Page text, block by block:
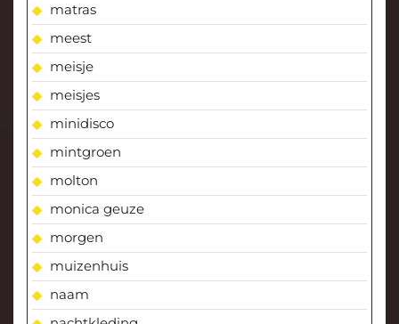
matras
meest
meisje
meisjes
minidisco
mintgroen
molton
monica geuze
morgen
muizenhuis
naam